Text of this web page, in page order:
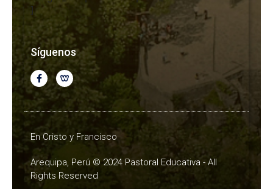
]
Síguenos
En Cristo y Francisco
Arequipa, Perú © 2024 Pastoral Educativa - All
Rights Reserved